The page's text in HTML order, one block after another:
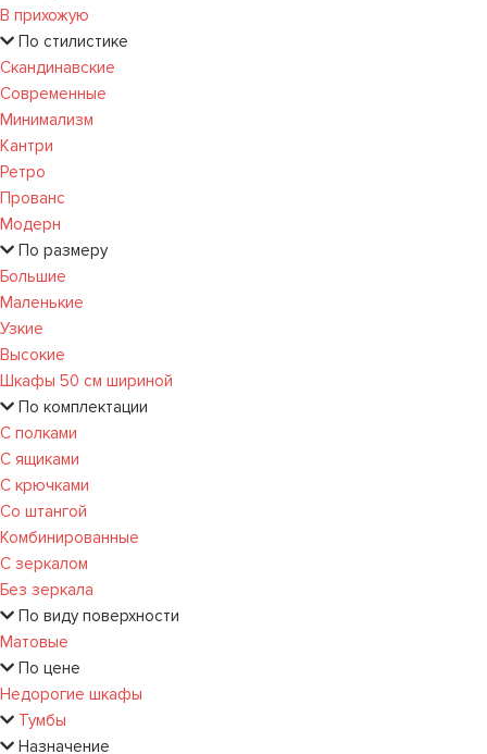
В прихожую
По стилистике
Скандинавские
Современные
Минимализм
Кантри
Ретро
Прованс
Модерн
По размеру
Большие
Маленькие
Узкие
Высокие
Шкафы 50 см шириной
По комплектации
С полками
С ящиками
С крючками
Со штангой
Комбинированные
С зеркалом
Без зеркала
По виду поверхности
Матовые
По цене
Недорогие шкафы
Тумбы
Назначение